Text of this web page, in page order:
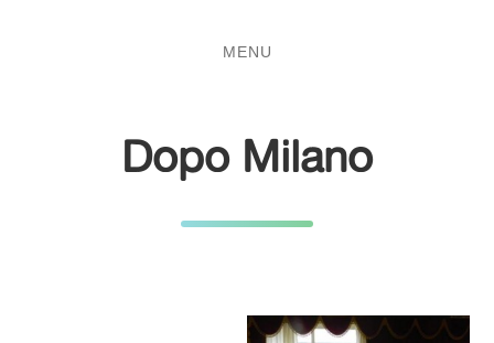
MENU
Dopo Milano